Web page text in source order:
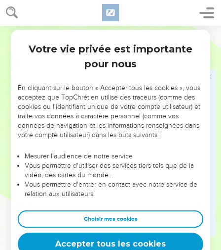
Proverbes 3
27 Si tu en as le moyen, ne refuse pas de faire du bien à celui
qui est dans le besoin,
28 ne dis pas à ton prochain : « Va-t’en et reviens plus tard,
demain je te donnerai », alors que tu peux le faire tout de
vit sans défiance près de toi.
Ne cherche pas querelle à quelqu’un sans raison alors
qu’il ne t’a fait aucun mal.
N’envie pas les violents et n’adopte aucun de leurs
procédés,
car l’Eternel a en horreur les gens mauvais, mais il réserve
son intimité aux hommes droits.
La malédiction de l’Eternel pèse sur la maison du
*méchant, mais il bénit la demeure des justes.
humbles.
L’honneur sera la part des sages, mais les *insensés
porteront la honte.
Votre vie privée est importante
pour nous
En cliquant sur le bouton « Accepter tous les cookies », vous
acceptez que TopChrétien utilise des traceurs (comme des
cookies ou l'identifiant unique de votre compte utilisateur) et
traite vos données à caractère personnel (comme vos
données de navigation et les informations renseignées dans
votre compte utilisateur) dans les buts suivants :
Mesurer l'audience de notre service
Vous permettre d'utiliser des services tiers tels que de la
vidéo, des cartes du monde…
Vous permettre d'entrer en contact avec notre service de
relation aux utilisateurs.
Choisir mes cookies
Accepter tous les cookies